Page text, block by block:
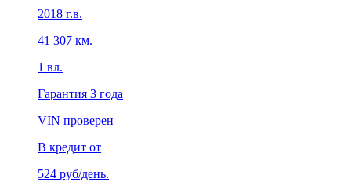
2018 г.в.
41 307 км.
1 вл.
Гарантия 3 года
VIN проверен
В кредит от
524 руб/день.